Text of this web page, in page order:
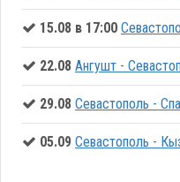
15.08 в 17:00
22.08 Ангушт -
29.08 Севастополь -
05.09 Севастополь -